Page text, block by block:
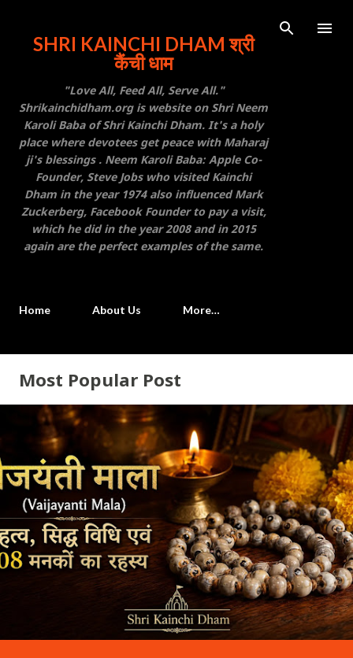
SHRI KAINCHI DHAM श्री
कैंची धाम
"Love All, Feed All, Serve All."
Shrikainchidham.org is website on Shri Neem
Karoli Baba of Shri Kainchi Dham. It's a holy
place where devotees get peace with Maharaj
ji's blessings . Neem Karoli Baba: Apple Co-
Founder, Steve Jobs who visited Kainchi
Dham in the year 1974 also influenced Mark
Zuckerberg, Facebook Founder to pay a visit,
which he did in the year 2008 and in 2015
again are the perfect examples of the same.
Home About Us More…
Most Popular Post